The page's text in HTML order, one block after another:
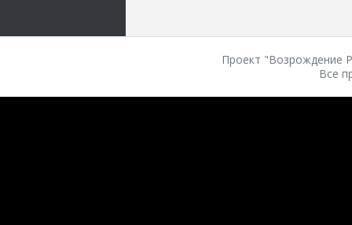
Проект "Возрождение
Все